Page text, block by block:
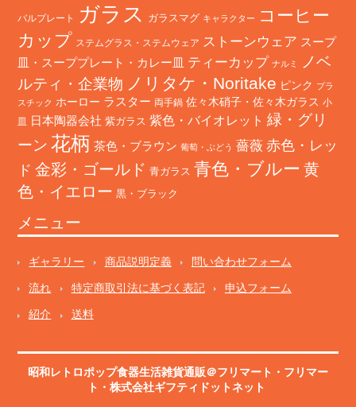
バルプレート ガラス ガラスマグ キャラクター
コーヒー
カップ ステムグラス・ステムウェア ストーンウェア スープ
皿・スーププレート・カレー皿 ティーカップ ナルミ
ノベ
ルティ・企業物 ノリタケ・Noritake ピンク プラ
スチック ホーロー ラスター 両手鍋 佐々木硝子・佐々木ガラス 小
皿
日本陶器会社 紫ガラス 紫色・バイオレット 緑・グリ
ーン 花柄 茶色・ブラウン 葡萄・ぶどう 薔薇 赤色・レッ
ド 金彩・ゴールド 青ガラス 青色・ブルー 黄
色・イエロー 黒・ブラック
メニュー
ギャラリー 商品説明定義 問い合わせフォーム
流れ 特定商取引法に基づく表記 申込フォーム
紹介 送料
昭和レトロポップ食器生活雑貨通販＠フリマート ・ フリマー
ト ・株式会社ギフティドットネット